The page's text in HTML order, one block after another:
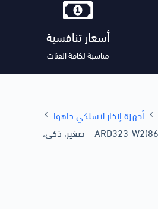
أسعار تنافسية
مناسبة لكافة الفئات
أجهزة إنذار لاسلكي داهوا
كاشف باب لاسلكي داهوا ARD323-W2(868S) – صغير، ذكي،